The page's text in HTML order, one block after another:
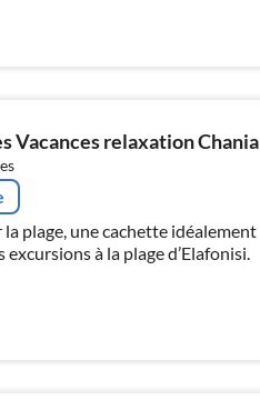
Vacances relaxation Chania
plage, une cachette idéalement
à la plage d’Elafonisi.